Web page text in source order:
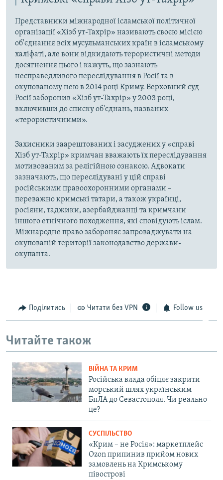
Представники міжнародної ісламської політичної
організації «Хізб ут-Тахрір» називають своєю місією
об'єднання всіх мусульманських країн в ісламському
халіфаті, але вони відкидають терористичні методи
досягнення цього і кажуть, що зазнають
несправедливого переслідування в Росії та в
окупованому нею в 2014 році Криму. Верховний суд
Росії заборонив «Хізб ут-Тахрір» у 2003 році,
включивши до списку об'єднань, названих
«терористичними».
Захисники заарештованих і засуджених у «справі
Хізб ут-Тахрір» кримчан вважають їх переслідування
мотивованим за релігійною ознакою. Адвокати
зазначають, що переслідувані у цій справі
російськими правоохоронними органами –
переважно кримські татари, а також українці,
росіяни, таджики, азербайджанці та кримчани
іншого етнічного походження, які сповідують іслам.
Міжнародне право забороняє запроваджувати на
окупованій території законодавство держави-
окупанта.
Поділитись Читати без VPN Follow us
Читайте також
ВІЙНА ТА КРИМ
Російська влада обіцяє закрити
морський шлях українським
БпЛА до Севастополя. Чи реально
це?
СУСПІЛЬСТВО
«Крим – не Росія»: маркетплейс
Ozon припинив прийом нових
замовлень на Кримському
півострові